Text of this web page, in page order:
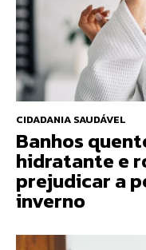
CIDADANIA SAUDÁVEL
Banhos
hidratante e
prejudicar a
inverno